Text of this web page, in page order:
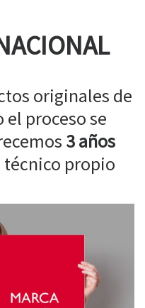
originales de
proceso se
3 años
propio